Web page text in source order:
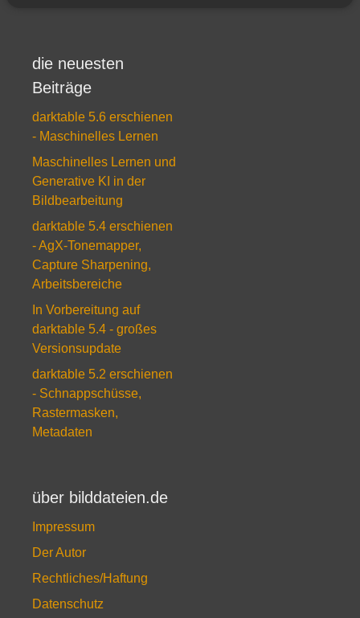
die neuesten
Beiträge
darktable 5.6 erschienen
- Maschinelles Lernen
Maschinelles Lernen und
Generative KI in der
Bildbearbeitung
darktable 5.4 erschienen
- AgX-Tonemapper,
Capture Sharpening,
Arbeitsbereiche
In Vorbereitung auf
darktable 5.4 - großes
Versionsupdate
darktable 5.2 erschienen
- Schnappschüsse,
Rastermasken,
Metadaten
über bilddateien.de
Impressum
Der Autor
Rechtliches/Haftung
Datenschutz